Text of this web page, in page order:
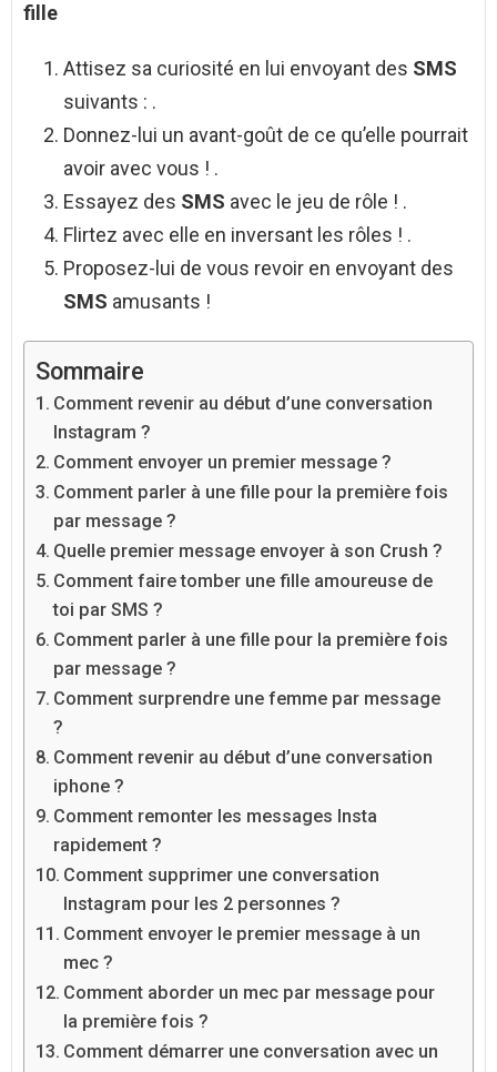
fille
Attisez sa curiosité en lui envoyant des SMS
suivants : .
Donnez-lui un avant-goût de ce qu’elle pourrait
avoir avec vous ! .
Essayez des SMS avec le jeu de rôle ! .
Flirtez avec elle en inversant les rôles ! .
Proposez-lui de vous revoir en envoyant des
SMS amusants !
Sommaire
Comment revenir au début d’une conversation
Instagram ?
Comment envoyer un premier message ?
Comment parler à une fille pour la première fois
par message ?
Quelle premier message envoyer à son Crush ?
Comment faire tomber une fille amoureuse de
toi par SMS ?
Comment parler à une fille pour la première fois
par message ?
Comment surprendre une femme par message
?
Comment revenir au début d’une conversation
iphone ?
Comment remonter les messages Insta
rapidement ?
Comment supprimer une conversation
Instagram pour les 2 personnes ?
Comment envoyer le premier message à un
mec ?
Comment aborder un mec par message pour
la première fois ?
Comment démarrer une conversation avec un